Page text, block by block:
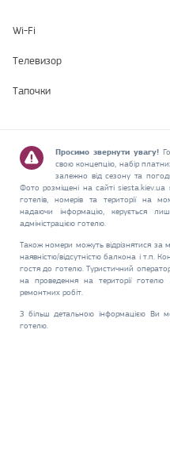
Wi-Fi
Телевизор
Тапочки
Просимо звернути увагу!
свою концепцію, набір
залежно від сезону та
Фото розміщені на сайті siesta.kiev.ua
готелів, номерів та території на
надаючи інформацію, керується
адміністрацією готелю.
Також номери можуть відрізнятися за
наявністю/відсутністю балкона і т.п.
гостя до готелю. Туристичний
на проведення на території готелю
ремонтних робіт.
З більш детальною інформацією Ви
готелю.